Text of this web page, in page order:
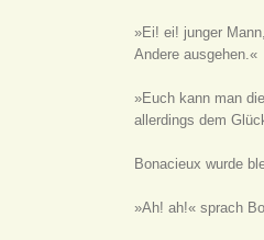
»Ei! ei! junger
Andere ausgehen.«
»Euch kann man
allerdings dem
Bonacieux wurde
»Ah! ah!« sprach